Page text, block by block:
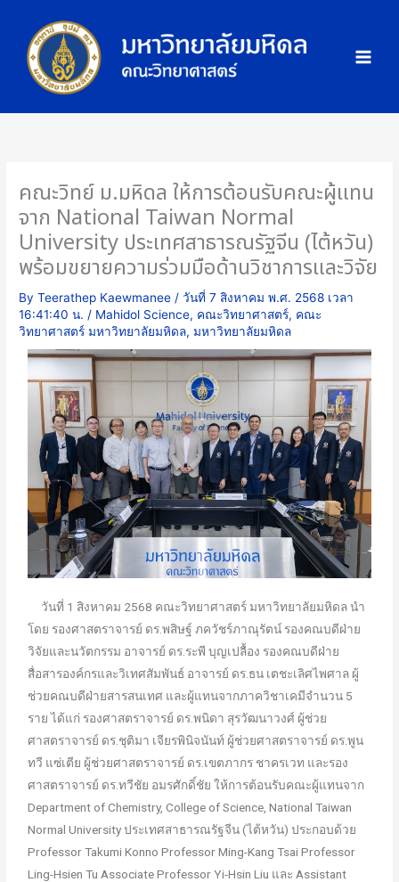
content
คณะวิทย์ ม.มหิดล ให้การต้อนรับคณะผู้แทน
จาก National Taiwan Normal
University ประเทศสาธารณรัฐจีน (ไต้หวัน)
พร้อมขยายความร่วมมือด้านวิชาการและวิจัย
ByTeerathep Kaewmanee /วันที่ 7 สิงหาคม พ.ศ. 2568 เวลา
16:41:40 น. / Mahidol Science, คณะวิทยาศาสตร์, คณะ
วิทยาศาสตร์ มหาวิทยาลัยมหิดล,มหาวิทยาลัยมหิดล
วันที่ 1 สิงหาคม 2568 คณะวิทยาศาสตร์ มหาวิทยาลัยมหิดล นำ
โดย รองศาสตราจารย์ ดร.พสิษฐ์ ภควัชร์ภาณุรัตน์ รองคณบดีฝ่าย
วิจัยและนวัตกรรม อาจารย์ ดร.ระพี บุญเปลื้อง รองคณบดีฝ่าย
สื่อสารองค์กรและวิเทศสัมพันธ์ อาจารย์ ดร.ธน เตชะเลิศไพศาล ผู้
ช่วยคณบดีฝ่ายสารสนเทศ และผู้แทนจากภาควิชาเคมีจำนวน 5
ราย ได้แก่ รองศาสตราจารย์ ดร.พนิดา สุรวัฒนาวงศ์ ผู้ช่วย
ศาสตราจารย์ ดร.ชุติมา เจียรพินิจนันท์ ผู้ช่วยศาสตราจารย์ ดร.พูน
ทวี แซ่เตีย ผู้ช่วยศาสตราจารย์ ดร.เขตภากร ชาครเวท และรอง
ศาสตราจารย์ ดร.ทวีชัย อมรศักดิ์ชัย ให้การต้อนรับคณะผู้แทนจาก
Department of Chemistry, College of Science, National Taiwan
Normal University ประเทศสาธารณรัฐจีน (ไต้หวัน) ประกอบด้วย
Professor Takumi Konno Professor Ming-Kang Tsai Professor
Ling-Hsien Tu Associate Professor Yi-Hsin Liu และ Assistant
ม